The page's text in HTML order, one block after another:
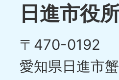
日進市役
〒470-0192
愛知県日進市